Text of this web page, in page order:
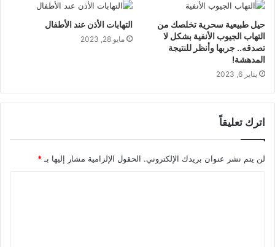
حيل طبيعية سحرية تخلصك من
التهاب الجيوب الأنفية بشكل لا
تصدقه.. جربها وأنظر للنتيجة
المدهشة!
يناير 6, 2023
التهابات الأذن عند الأطفال
مايو 28, 2023
اترك تعليقاً
لن يتم نشر عنوان بريدك الإلكتروني. الحقول الإلزامية مشار إليها بـ *